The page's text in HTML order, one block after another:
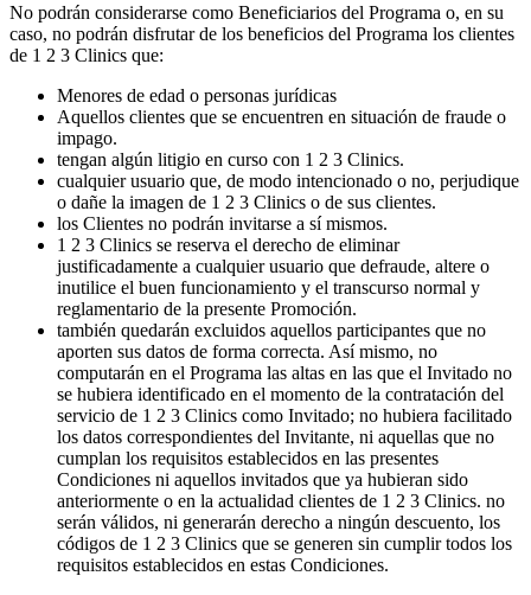
No podrán considerarse como Beneficiarios del Programa o, en su
caso, no podrán disfrutar de los beneficios del Programa los clientes
de 1 2 3 Clinics que:
Menores de edad o personas jurídicas
Aquellos clientes que se encuentren en situación de fraude o
impago.
tengan algún litigio en curso con 1 2 3 Clinics.
cualquier usuario que, de modo intencionado o no, perjudique
o dañe la imagen de 1 2 3 Clinics o de sus clientes.
los Clientes no podrán invitarse a sí mismos.
1 2 3 Clinics se reserva el derecho de eliminar
justificadamente a cualquier usuario que defraude, altere o
inutilice el buen funcionamiento y el transcurso normal y
reglamentario de la presente Promoción.
también quedarán excluidos aquellos participantes que no
aporten sus datos de forma correcta. Así mismo, no
computarán en el Programa las altas en las que el Invitado no
se hubiera identificado en el momento de la contratación del
servicio de 1 2 3 Clinics como Invitado; no hubiera facilitado
los datos correspondientes del Invitante, ni aquellas que no
cumplan los requisitos establecidos en las presentes
Condiciones ni aquellos invitados que ya hubieran sido
anteriormente o en la actualidad clientes de 1 2 3 Clinics. no
serán válidos, ni generarán derecho a ningún descuento, los
códigos de 1 2 3 Clinics que se generen sin cumplir todos los
requisitos establecidos en estas Condiciones.